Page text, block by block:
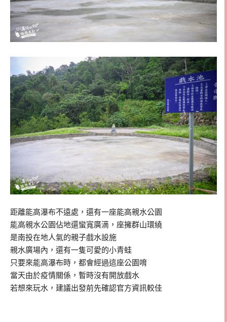
距離能高瀑布不遠處，還有一座能高親水公園
能高親水公園佔地還蠻寬廣滴，座擁群山環繞
是南投在地人氣的親子戲水設施
親水廣場內，還有一隻可愛的小青蛙
只要來能高瀑布時，都會經過這座公園唷
當天由於疫情關係，暫時沒有開放戲水
若想來玩水，建議出發前先確認官方資訊較佳